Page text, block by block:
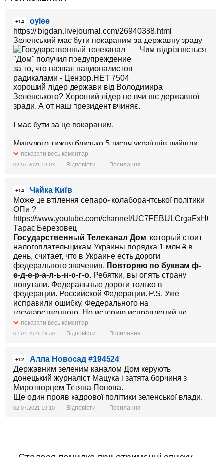
+14
oylee
https://ibigdan.livejournal.com/26940388.html
Зеленський має бути покараним за державну зраду
Чим відрізняється
хороший лідер держави від Володимира
Зеленського? Хороший лідер не вчиняє державної
зради. А от наш президент вчиняє.
І має бути за це покараним.
Минулого тижня близько 5 тисяч українців вийшли
на Банкову, в Києві, бо їм не потрібен президент-
зрадник, який відпускає російський найманців. Цього
Президент обіцяв, що зробить всіх разом. Але буде
навпаки - ми зробимо його.
6 липня об 11:00 ми збираємось разом у столиці,
щоб подати заяву про вчинення президентом
злочину за ст. 111 «Державна зрада» до Державного
бюро розслідувань.
Зливати спецоперацію із затримання «вагнерівців»
було великою помилкою. І цю помилку ми не
пробачимо.
6 липня
11:00
вул. Симона Петлюри, 15 (найближчі станції метро
Подія:
https://www.facebook.com/events/939126483597537/
Заява по 111 статті
показати весь коментар
02.07.2021 19:03 Відповісти Посилання
+14
Чайка Київ
Може це втілення сепаро- колаборантської політики
ОПи ?
https://www.youtube.com/channel/
Тарас Березовец
Государственный Телеканал Дом, который стоит
налогоплательщикам Украины порядка 1 млн ₴ в
день, считает, что в Украине есть дороги
федерального значения. Повторяю по буквам ф-
е-д-е-р-а-л-ь-н-о-г-о. Ребятки, вы опять страну
попутали. Федеральные дороги только в
федерации. Российской Федерации. P.S. Уже
исправили ошибку. Федерального на
государственного. Но историю исправлений не
зачистишь. Любители «какая разница» не поймут, в
какой стране живут. Извинений, я так понимаю, не
показати весь коментар
02.07.2021 19:30 Відповісти Посилання
+12
Алла Новосад #194524
Державним зеленим каналом Дом керують
донецький журналіст Мацука і затята борчиня з
Миротворцем Тетяна Попова.
Ще один прояв кадрової політики зеленської влади.
02.07.2021 19:10 Відповісти Посилання